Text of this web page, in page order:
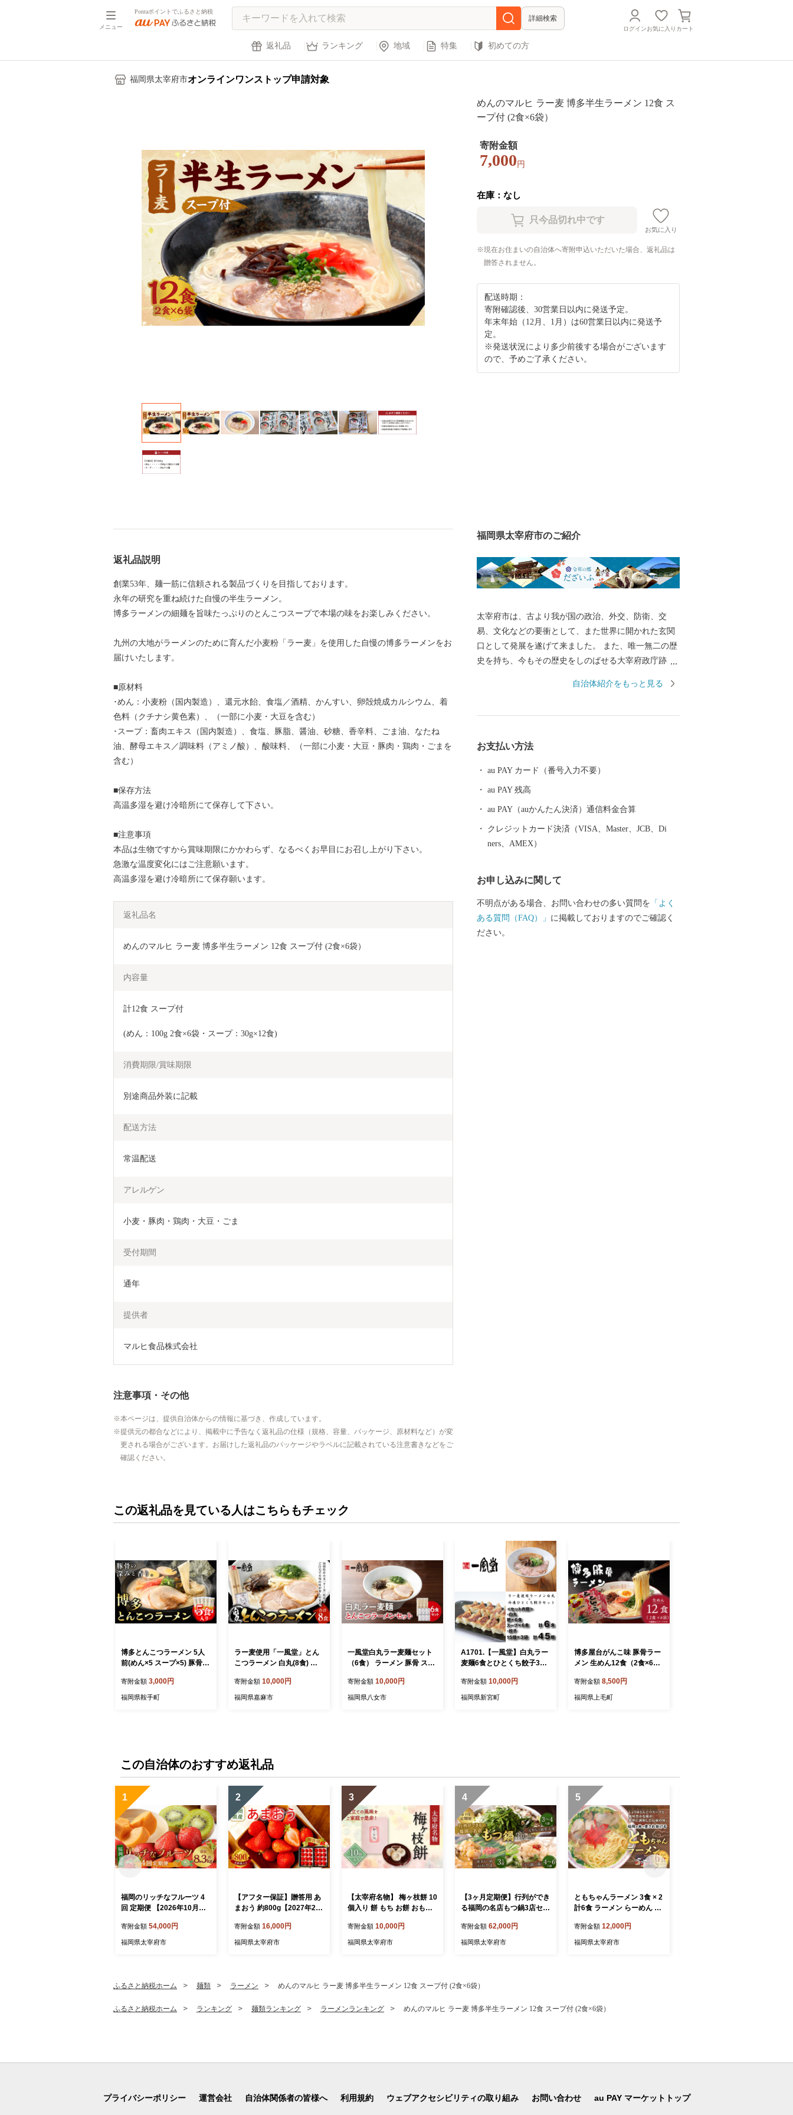
メニュー
Pontaポイントでふるさと納税
詳細検索
ログインお気に入り カート
返礼品 ランキング 地域 特集 初めての方
福岡県太宰府市オンラインワンストップ申請対象
めんのマルヒ ラー麦 博多半生ラーメン 12食 ス
ープ付 (2食×6袋）
寄附金額
7,000 円
在庫：なし
お気に入り
現在お住まいの自治体へ寄附申込いただいた場合、返礼品は
贈答されません。
配送時期：
寄附確認後、30営業日以内に発送予定。
年末年始（12月、1月）は60営業日以内に発送予
定。
※発送状況により多少前後する場合がございます
ので、予めご了承ください。
返礼品説明
創業53年、麺一筋に信頼される製品づくりを目指しております。
永年の研究を重ね続けた自慢の半生ラーメン。
博多ラーメンの細麺を旨味たっぷりのとんこつスープで本場の味をお楽しみください。
九州の大地がラーメンのために育んだ小麦粉「ラー麦」を使用した自慢の博多ラーメンをお
届けいたします。
■原材料
･めん：小麦粉（国内製造）、還元水飴、食塩／酒精、かんすい、卵殻焼成カルシウム、着
色料（クチナシ黄色素）、（一部に小麦・大豆を含む）
･スープ：畜肉エキス（国内製造）、食塩、豚脂、醤油、砂糖、香辛料、ごま油、なたね
油、酵母エキス／調味料（アミノ酸）、酸味料、（一部に小麦・大豆・豚肉・鶏肉・ごまを
含む）
■保存方法
高温多湿を避け冷暗所にて保存して下さい。
■注意事項
本品は生物ですから賞味期限にかかわらず、なるべくお早目にお召し上がり下さい。
急激な温度変化にはご注意願います。
高温多湿を避け冷暗所にて保存願います。
返礼品名
めんのマルヒ ラー麦 博多半生ラーメン 12食 スープ付 (2食×6袋）
内容量
計12食 スープ付
(めん：100g 2食×6袋・スープ：30g×12食)
消費期限/賞味期限
別途商品外装に記載
配送方法
常温配送
アレルゲン
小麦・豚肉・鶏肉・大豆・ごま
受付期間
通年
提供者
マルヒ食品株式会社
注意事項・その他
本ページは、提供自治体からの情報に基づき、作成しています。
提供元の都合などにより、掲載中に予告なく返礼品の仕様（規格、容量、パッケージ、原材料など）が変
更される場合がございます。お届けした返礼品のパッケージやラベルに記載されている注意書きなどをご
確認ください。
福岡県太宰府市のご紹介
太宰府市は、古より我が国の政治、外交、防衛、交
易、文化などの要衝として、また世界に開かれた玄関
口として発展を遂げて来ました。 また、唯一無二の歴
史を持ち、今もその歴史をしのばせる大宰府政庁跡、
や名所が存在する誇り高き国際観光都市です。 大伴旅
まう人も訪れる人もともに慶び合えるまちづくりをす
すめています。 皆さまの応援をよろしくお願いいたし
自治体紹介をもっと見る
お支払い方法
au PAY カード（番号入力不要）
au PAY 残高
au PAY（auかんたん決済）通信料金合算
クレジットカード決済（VISA、Master、JCB、Di
ners、AMEX）
お申し込みに関して
不明点がある場合、お問い合わせの多い質問を 「よく
ある質問（FAQ）」 に掲載しておりますのでご確認く
ださい。
この返礼品を見ている人はこちらもチェック
博多とんこつラーメン 5人
前(めん×5 スープ×5) 豚骨
《30日以内に出荷予定(土日
祝除く)》 福岡県 鞍手郡 鞍
寄附金額 3,000円
福岡県鞍手町
ラー麦使用「一風堂」とん
こつラーメン 白丸(8食) 一
んこつ 豚骨スープ ストレー
ト麺
寄附金額 10,000円
福岡県嘉麻市
一風堂白丸ラー麦麺セット
（6食） ラーメン 豚骨 スー
寄附金額 10,000円
福岡県八女市
A1701.【一風堂】白丸ラー
麦麺6食とひとくち餃子3袋
寄附金額 10,000円
福岡県新宮町
博多屋台がんこ味 豚骨ラー
メン 生めん12食（2食×6）
寄附金額 8,500円
福岡県上毛町
この自治体のおすすめ返礼品
1
福岡のリッチなフルーツ 4
回 定期便 【2026年10月下
定】 フルーツ 果実 果物 秋
王 甘うぃ あまおう 柿 キウ
寄附金額 54,000円
福岡県太宰府市
2
【アフター保証】贈答用 あ
まおう 約800g【2027年2月
予定】 いちご イチゴ 苺 化
粧箱入り
寄附金額 16,000円
福岡県太宰府市
3
【太宰府名物】 梅ヶ枝餅 10
個入り 餅 もち お餅 おもち
菓子 おかし お土産 ギフト
プレゼント おすすめ 冷凍
寄附金額 10,000円
福岡県太宰府市
4
【3ヶ月定期便】行列ができ
る福岡の名店もつ鍋3店セッ
地の元祖もつ鍋3～4人用セ
ット 博多もつ鍋おおやま み
産もつ ホルモン鍋 モツ鍋
寄附金額 62,000円
福岡県太宰府市
5
ともちゃんラーメン 3食 × 2
計6食 ラーメン らーめん 拉
骨 醤油 豚骨 しょうゆ とん
こつ 麺 スープ しょうゆと
寄附金額 12,000円
福岡県太宰府市
ふるさと納税ホーム 麺類 ラーメン めんのマルヒ ラー麦 博多半生ラーメン 12食 スープ付 (2食×6袋）
ふるさと納税ホーム ランキング 麺類ランキング ラーメンランキング めんのマルヒ ラー麦 博多半生ラーメン 12食 スープ付 (2食×6袋）
プライバシーポリシー 運営会社 自治体関係者の皆様へ 利用規約 ウェブアクセシビリティの取り組み お問い合わせ au PAY マーケットトップ